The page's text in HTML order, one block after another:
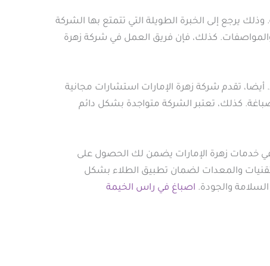
يرجع إلى الخبرة الطويلة التي تتمتع بها الشركة
كذلك، فإن فريق العمل في شركة زهرة
تقدم شركة زهرة الإمارات استشارات مجانية
كذلك، تعتبر الشركة متواجدة بشكل دائم
في خدمات زهرة الإمارات يضمن لك الحصول على
والمعدات لضمان تطبيق الطلاء بشكل
والجودة. اصباغ في راس الخيمة